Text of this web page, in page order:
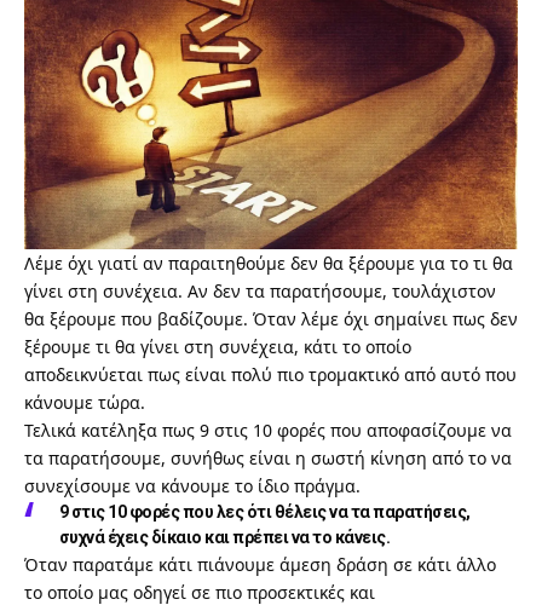
Λέμε όχι γιατί αν παραιτηθούμε δεν θα ξέρουμε για το τι θα
γίνει στη συνέχεια. Αν δεν τα παρατήσουμε, τουλάχιστον
θα ξέρουμε που βαδίζουμε. Όταν λέμε όχι σημαίνει πως δεν
ξέρουμε τι θα γίνει στη συνέχεια, κάτι το οποίο
αποδεικνύεται πως είναι πολύ πιο τρομακτικό από αυτό που
κάνουμε τώρα.
Τελικά κατέληξα πως 9 στις 10 φορές που αποφασίζουμε να
τα παρατήσουμε, συνήθως είναι η σωστή κίνηση από το να
συνεχίσουμε να κάνουμε το ίδιο πράγμα.
9 στις 10 φορές που λες ότι θέλεις να τα παρατήσεις,
συχνά έχεις δίκαιο και πρέπει να το κάνεις.
Όταν παρατάμε κάτι πιάνουμε άμεση δράση σε κάτι άλλο
το οποίο μας οδηγεί σε πιο προσεκτικές και